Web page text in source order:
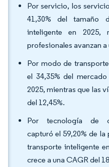
Por servicio, los
41,30% del tamaño
inteligente en 2025,
profesionales avanzan a
Por modo de
el 34,35% del
2025, mientras que las
del 12,45%.
Por tecnología de
capturó el 59,20% de
transporte inteligente
crece a una CAGR del